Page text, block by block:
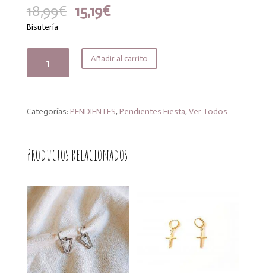
18,99€ El
precio
era:
18,99€.
15,19€El
es:
15,19€.
Bisutería
Vogana
Añadir al carrito
Categorías: PENDIENTES, Pendientes Fiesta, Ver Todos
Productos relacionados